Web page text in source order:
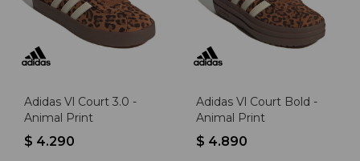
Adidas Vl Court 3.0 -
Animal Print
$ 4.290
Adidas Vl Court Bold -
Animal Print
$ 4.890